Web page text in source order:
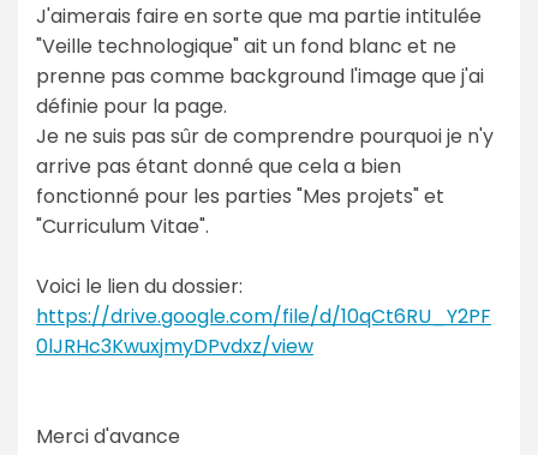
J'aimerais faire en sorte que ma partie intitulée
"Veille technologique" ait un fond blanc et ne
prenne pas comme background l'image que j'ai
définie pour la page.
Je ne suis pas sûr de comprendre pourquoi je n'y
arrive pas étant donné que cela a bien
fonctionné pour les parties "Mes projets" et
"Curriculum Vitae".
Voici le lien du dossier:
https://drive.google.com/file/d/10qCt6RU_Y2PF
0lJRHc3KwuxjmyDPvdxz/view
Merci d'avance